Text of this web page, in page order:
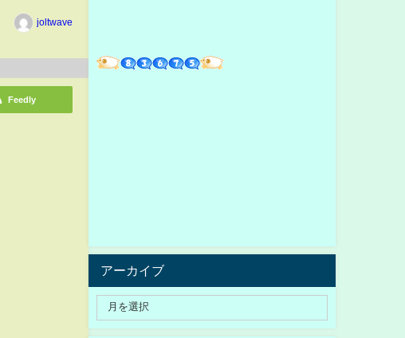
joltwave
Feedly
アーカイブ